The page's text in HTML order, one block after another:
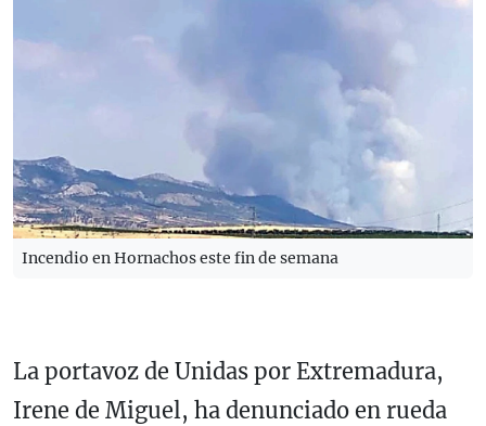
Incendio en Hornachos este fin de semana
La portavoz de Unidas por Extremadura,
Irene de Miguel, ha denunciado en rueda